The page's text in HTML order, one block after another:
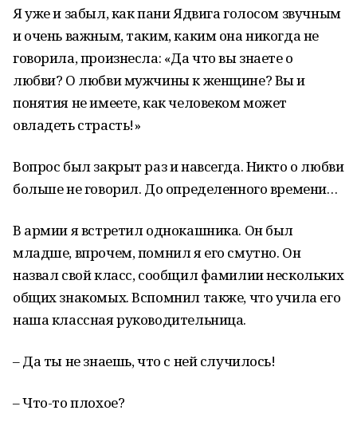
Я уже и забыл, как пани Ядвига голосом звучным
и очень важным, таким, каким она никогда не
говорила, произнесла: «Да что вы знаете о
любви? О любви мужчины к женщине? Вы и
понятия не имеете, как человеком может
овладеть страсть!»
Вопрос был закрыт раз и навсегда. Никто о любви
больше не говорил. До определенного времени…
В армии я встретил однокашника. Он был
младше, впрочем, помнил я его смутно. Он
назвал свой класс, сообщил фамилии нескольких
общих знакомых. Вспомнил также, что учила его
наша классная руководительница.
– Да ты не знаешь, что с ней случилось!
– Что-то плохое?